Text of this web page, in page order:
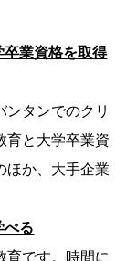
業資格を取得
ンタンでのクリ
育と大学卒業資
ほか、大手企業
る
育です。時間に